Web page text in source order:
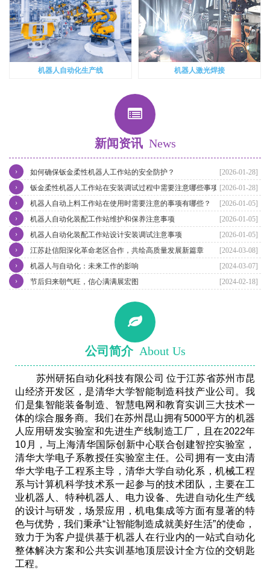
机器人自动化生产线 机器人激光焊接
新闻资讯 News
[2026-01-28]
如何确保钣金柔性机器人工作站的安全防护？
›
[2026-01-28]
钣金柔性机器人工作站在安装调试过程中需要注意哪些事项？
›
[2026-01-05]
机器人自动上料工作站在使用时需要注意的事项有哪些？
›
[2026-01-05]
机器人自动化装配工作站维护和保养注意事项
›
[2026-01-05]
机器人自动化装配工作站设计安装调试注意事项
›
[2024-03-08]
江苏赴信阳深化革命老区合作，共绘高质量发展新篇章
›
[2024-03-07]
机器人与自动化：未来工作的影响
›
[2024-02-18]
节后归来朝气旺，信心满满展宏图
›
公司简介 About Us
苏州研拓自动化科技有限公司 位于江苏省苏州市昆
山经济开发区，是清华大学智能制造科技产业公司。我
们是集智能装备制造、智慧电网和教育实训三大技术一
体的综合服务商。我们在苏州昆山拥有5000平方的机器
人应用研发实验室和先进生产线制造工厂，且在2022年
10月，与上海清华国际创新中心联合创建智控实验室，
清华大学电子系教授任实验室主任。公司拥有一支由清
华大学电子工程系主导，清华大学自动化系，机械工程
系与计算机科学技术系一起参与的技术团队，主要在工
业机器人、特种机器人、电力设备、先进自动化生产线
的设计与研发，场景应用，机电集成等方面有显著的特
色与优势，我们秉承“让智能制造成就美好生活”的使命，
致力于为客户提供基于机器人在行业内的一站式自动化
整体解决方案和公共实训基地顶层设计全方位的交钥匙
工程。